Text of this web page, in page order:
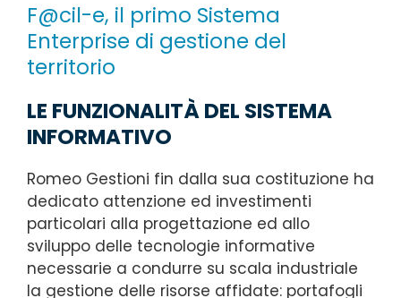
F@cil-e, il primo Sistema
Enterprise di gestione del
territorio
LE FUNZIONALITÀ DEL SISTEMA
INFORMATIVO
Romeo Gestioni fin dalla sua costituzione ha
dedicato attenzione ed investimenti
particolari alla progettazione ed allo
sviluppo delle tecnologie informative
necessarie a condurre su scala industriale
la gestione delle risorse affidate: portafogli